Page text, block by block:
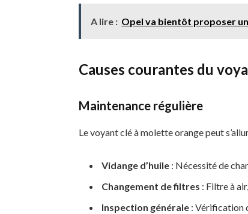
A lire : Opel va bientôt proposer
Causes courantes du
Maintenance régulière
Le voyant clé à molette orange peut
Vidange d’huile : Nécessité de
Changement de filtres : Filtre à
Inspection générale : Vérification